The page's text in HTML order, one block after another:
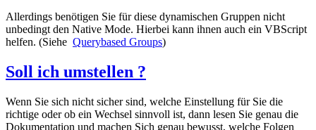
Allerdings benötigen Sie für diese dynamischen Gruppen nicht
unbedingt den Native Mode. Hierbei kann ihnen auch ein VBScript
helfen. (Siehe Querybased Groups)
Soll ich umstellen ?
Wenn Sie sich nicht sicher sind, welche Einstellung für Sie die
richtige oder ob ein Wechsel sinnvoll ist, dann lesen Sie genau die
Dokumentation und machen Sich genau bewusst, welche Folgen